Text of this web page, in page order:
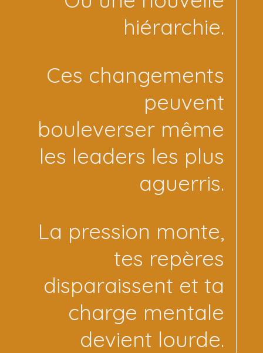
hiérarchie.
Ces changements
peuvent
bouleverser même
les leaders les plus
aguerris.
La pression monte,
tes repères
disparaissent et ta
charge mentale
devient lourde.